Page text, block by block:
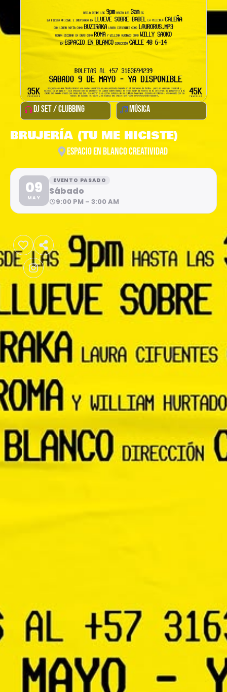
DJ SET / CLUBBING MÚSICA
BRUJERÍA (TU ME HICISTE)
ESPACIO EN BLANCO CREATIVIDAD
09
MAY
EVENTO PASADO
Sábado
9:00 PM – 3:00 AM